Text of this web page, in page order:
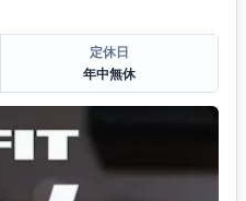
定休日
年中無休